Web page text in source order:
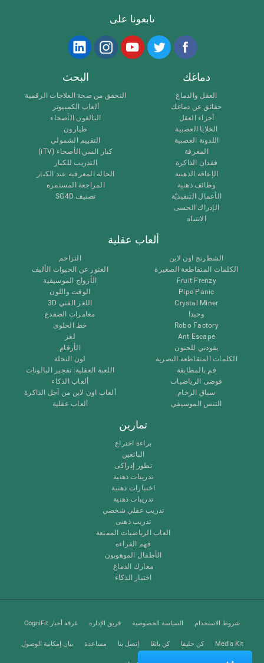
تابعونا على
دماغك
العقل والدماغ
حقائق عن دماغك
أجزاء العقل
الخلايا العصبية
اللدونة العصبية
المعرفة
فقدان الذاكرة
الإعاقة الذهنية
وظائف ذهنية
الأعمال التنفيذيّة
الإدراك الحسى
الانتباه
البحث
التحقق من صحة العلاجات الرقمية
ألعاب الكمبيوتر
البالغون الأصحاء
طيارون
التقييم الشمولي
كبار السن الأصحاء (iTV)
التدريب للكبار
الحالة المعرفية عند الكبار
المراجعة المستمرة
تصنيف SG4D
ألعاب عقلية
الشطرنج اون لاين
الكلمات المتقاطعة الصغيرة
Fruit Frenzy
Pipe Panic
Crystal Miner
وحيدا
Robo Factory
Ant Escape
يقودني للجنون
الكلمات المتقاطعة البصرية
قم بالمطابقة
فوضى الرياضيات
سباق الرخام
التنس الموسيقي
التزاحم
العثور عن الحيوات الأليف
الأزواج الموسيقية
الوقت واللون
اللغز الفني 3D
مغامرات الضفدع
خط الحلوى
لغز
الأرقام
لون النحلة
اللعبة العقلية: تفجير البالونات
ألعاب الذكاء
ألعاب اون لاين من آجل الذاكرة
ألعاب عقلية
تمارين
براءة اختراع
البائعين
تطور إدراكى
تدريبات ذهنية
اختبارات ذهنية
تدريبات ذهنية
تدريب عقلي شخصي
تدريب ذهنى
العاب الرياضيات الممتعة
فهم القراءة
الأطفال الموهوبون
معارك الدماغ
اختبار الذكاء
شروط الاستخدام السياسة الخصوصية فريق الإدارة غرفة أخبار CogniFit
Media Kit كن حليفا كن بائعًا إتصل بنا مساعدة بيان إمكانية الوصول